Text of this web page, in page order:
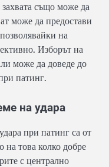
също може да
може да предостави
на
Изборът на
може да доведе до
патинг.
на удара
при патинг са от
на това колко добре
с централно